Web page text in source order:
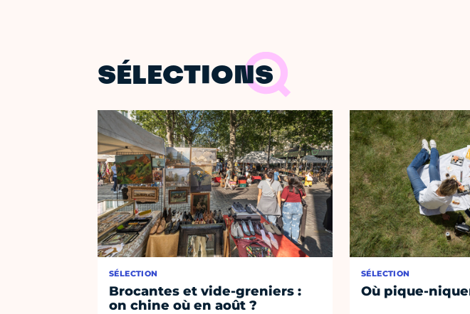
SÉLECTIONS
SÉLECTION
Brocantes et vide-greniers :
on chine où en août ?
SÉLECTION
Où pique-